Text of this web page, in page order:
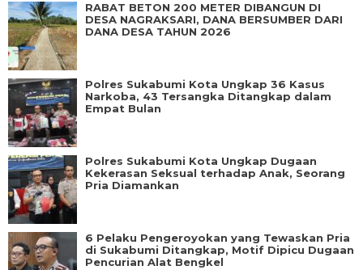
RABAT BETON 200 METER DIBANGUN DI
DESA NAGRAKSARI, DANA BERSUMBER DARI
DANA DESA TAHUN 2026
Polres Sukabumi Kota Ungkap 36 Kasus
Narkoba, 43 Tersangka Ditangkap dalam
Empat Bulan
Polres Sukabumi Kota Ungkap Dugaan
Kekerasan Seksual terhadap Anak, Seorang
Pria Diamankan
6 Pelaku Pengeroyokan yang Tewaskan Pria
di Sukabumi Ditangkap, Motif Dipicu Dugaan
Pencurian Alat Bengkel